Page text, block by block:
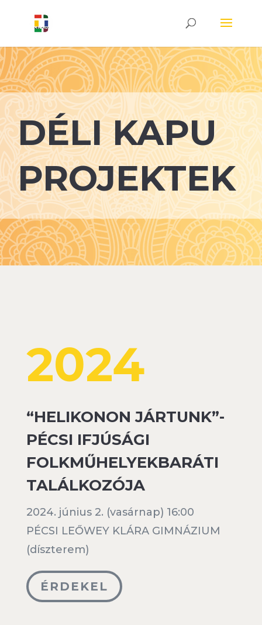
DÉLI KAPU
PROJEKTEK
2024
“HELIKONON JÁRTUNK”-
PÉCSI IFJÚSÁGI
FOLKMŰHELYEKBARÁTI
TALÁLKOZÓJA
2024. június 2. (vasárnap) 16:00
PÉCSI LEŐWEY KLÁRA GIMNÁZIUM
(díszterem)
ÉRDEKEL